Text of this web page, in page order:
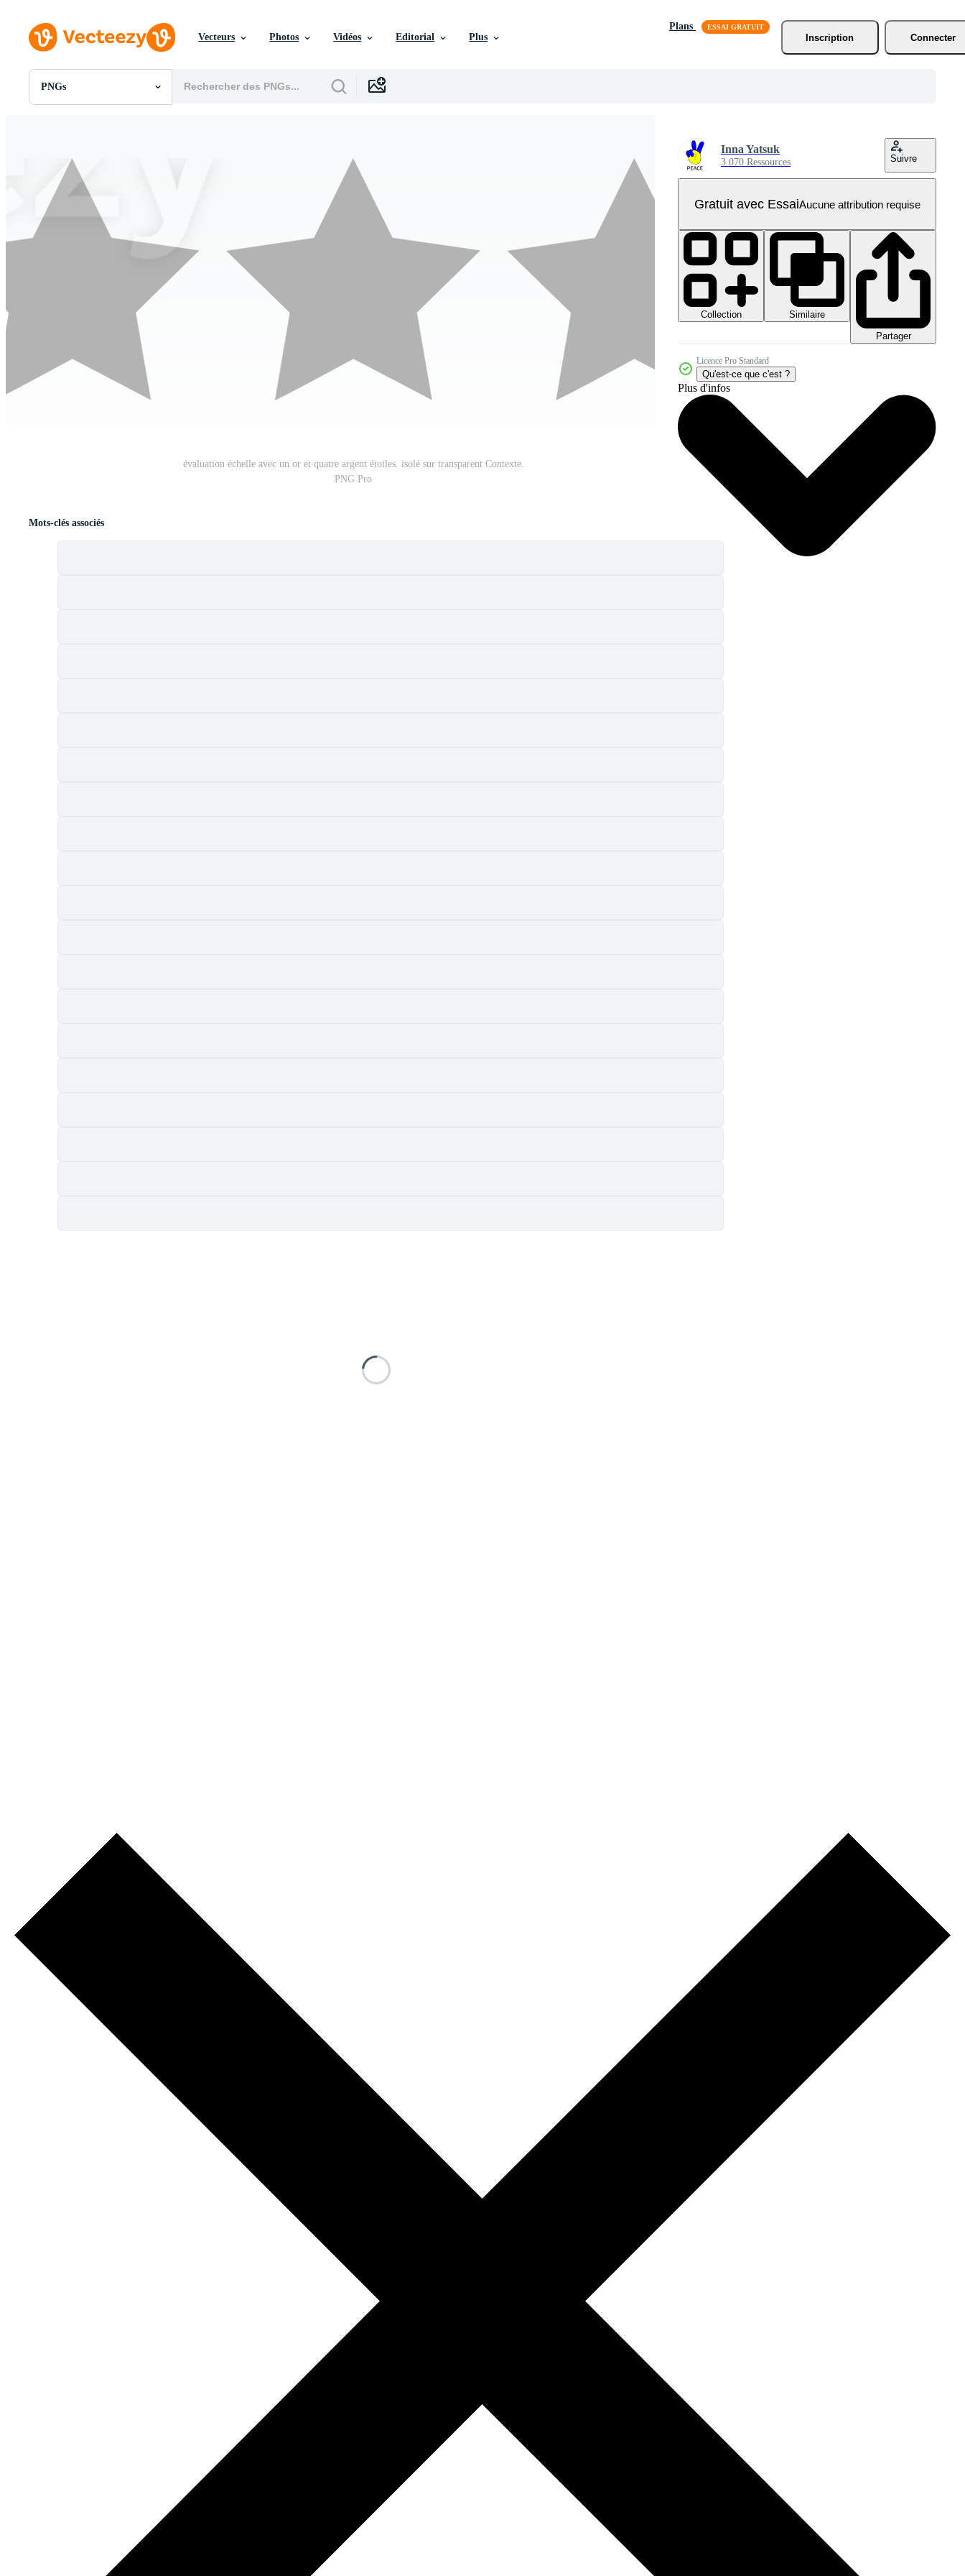
Vecteurs Photos Vidéos Editorial Plus
Plans
Inscription
Connecter
PNGs
Toutes Images
SVGs
Modèles
Vecteurs
Motion graphics
Images Éditoriales
évaluation échelle avec un or et quatre argent étoiles. isolé sur transparent Contexte.
PNG Pro
Inna Yatsuk
3 070 Ressources Suivre
Gratuit avec EssaiAucune attribution requise
Collection
Similaire
Partager
Licence Pro Standard
Qu'est-ce que c'est ?
Plus d'infos
Mots-clés associés